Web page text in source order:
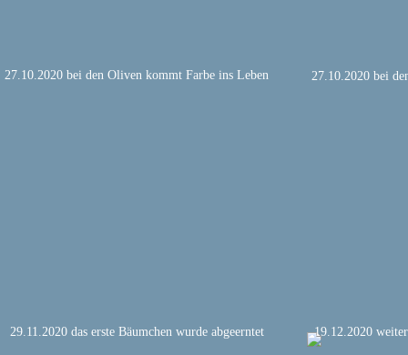
27.10.2020 bei den Oliven kommt Farbe ins Leben 27.10.2020 bei
29.11.2020 das erste Bäumchen wurde abgeerntet 19.12.2020